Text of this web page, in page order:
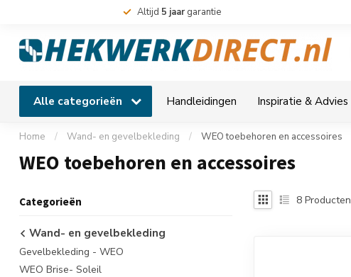
Altijd 5 jaargarantie
Alle categorieën Handleidingen Inspiratie & Advies
Home / Wand- en gevelbekleding / WEO toebehoren en accessoires
WEO toebehoren en accessoires
Categorieën
Wand- en gevelbekleding
Gevelbekleding - WEO
WEO Brise- Soleil
8 Producten